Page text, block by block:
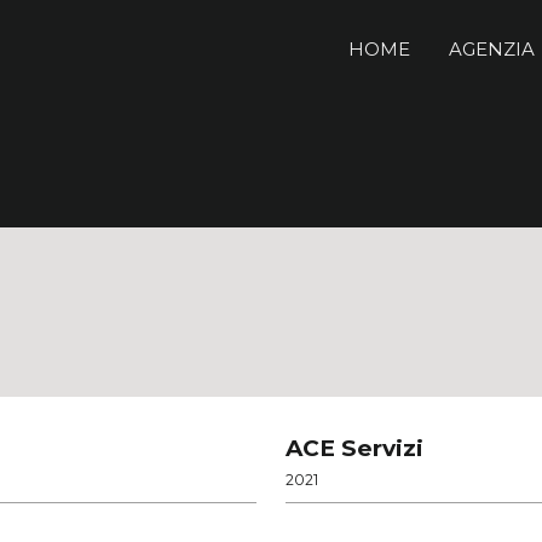
HOME AGENZIA
ACE Servizi
2021